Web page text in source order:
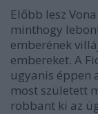
Előbb lesz
minthogy
emberének
embereket. A
ugyanis éppen
most született
robbant ki az